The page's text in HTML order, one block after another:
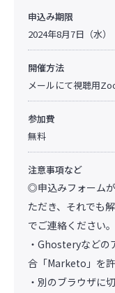
申込み期限
2024年8月7日（水
開催方法
メールにて視聴用
参加費
無料
注意事項など
◎申込みフォーム
ただき、それでも
でご連絡ください。
・Ghosteryなどの
合「Marketo」を
・別のブラウザに